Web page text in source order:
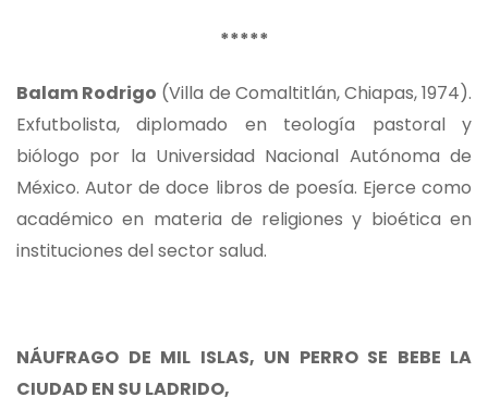
*****
Balam Rodrigo (Villa de Comaltitlán, Chiapas, 1974).
Exfutbolista, diplomado en teología pastoral y
biólogo por la Universidad Nacional Autónoma de
México. Autor de doce libros de poesía. Ejerce como
académico en materia de religiones y bioética en
instituciones del sector salud.
NÁUFRAGO DE MIL ISLAS, UN PERRO SE BEBE LA
CIUDAD EN SU LADRIDO,